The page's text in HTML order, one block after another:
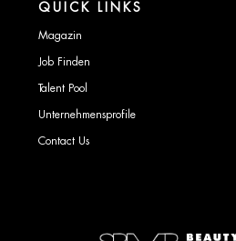
QUICK LINKS
Magazin
Job Finden
Talent Pool
Unternehmensprofile
Contact Us